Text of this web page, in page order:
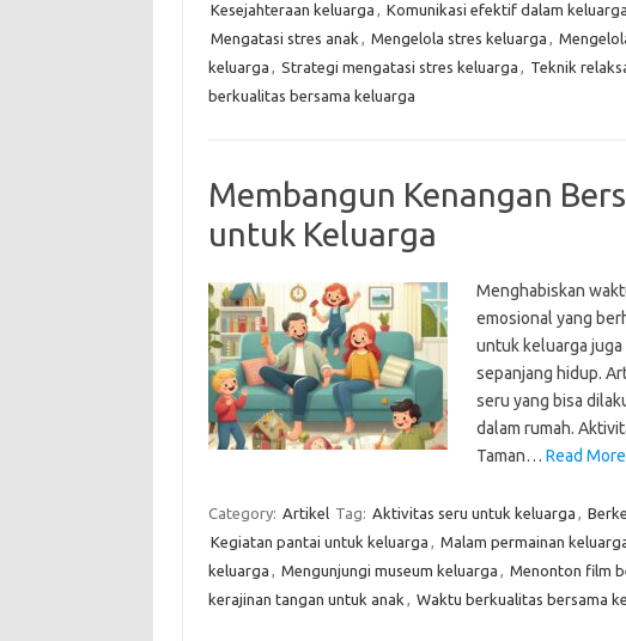
Kesejahteraan keluarga , Komunikasi efektif dalam keluarga
Mengatasi stres anak , Mengelola stres keluarga ,
keluarga , Strategi mengatasi stres keluarga , Teknik
berkualitas bersama keluarga
Membangun Kenangan
untuk Keluarga
Menghabiskan
emosional yang
untuk keluarga juga
sepanjang hidup.
seru yang bisa
dalam rumah.
Taman… Read
Category: Artikel Tag: Aktivitas seru untuk keluarga ,
Kegiatan pantai untuk keluarga , Malam permainan
keluarga , Mengunjungi museum keluarga , Menonton film
kerajinan tangan untuk anak , Waktu berkualitas bersama